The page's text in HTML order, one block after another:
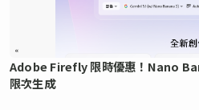
Adobe Firefly 限時優惠！Nano
限次生成